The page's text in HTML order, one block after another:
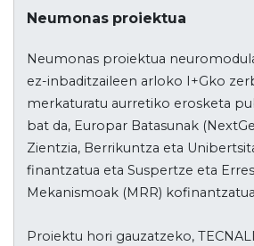
Neumonas proiektua
Neumonas proiektua
ez-inbaditzaileen arloko I+Gko
merkaturatu aurretiko erosketa
bat da, Europar Batasunak
Zientzia, Berrikuntza eta
finantzatua eta Suspertze eta
Mekanismoak (MRR)
Proiektu hori gauzatzeko,